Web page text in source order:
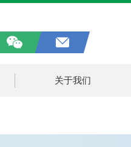
关于我们